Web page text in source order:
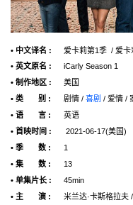
• 中文译名 :
爱卡莉第1季 / 爱卡
• 英文原名 :
iCarly Season 1
• 制作地区 :
美国
• 类 别 :
剧情 / 喜剧 / 爱情 /
• 语 言 :
英语
• 首映时间 :
2021-06-17(美国)
• 季 数 :
1
• 集 数 :
13
• 单集片长 :
45min
• 主 演 :
米兰达·卡斯格拉夫